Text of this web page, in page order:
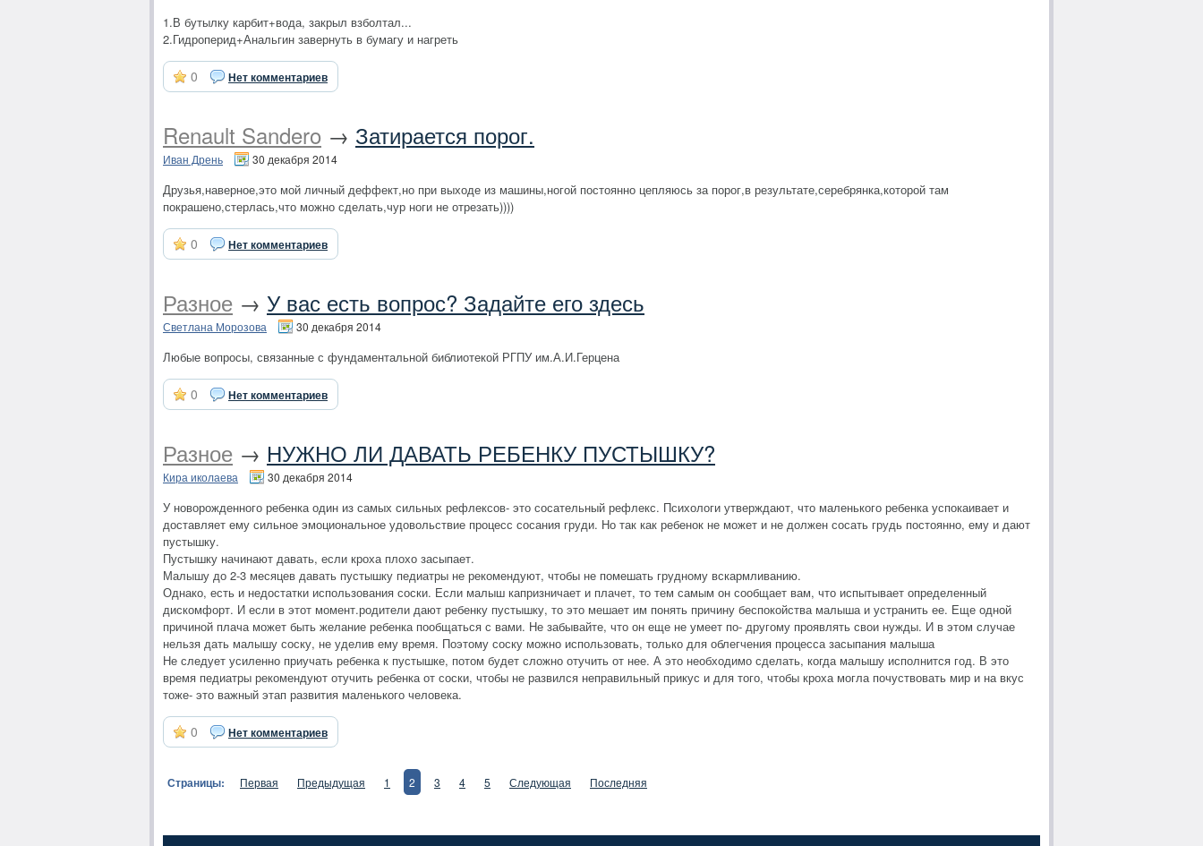
1.В бутылку карбит+вода, закрыл взболтал...
2.Гидроперид+Анальгин завернуть в бумагу и нагреть
0 Нет комментариев
Renault Sandero → Затирается порог.
Иван Дрень 30 декабря 2014
Друзья,наверное,это мой личный деффект,но при выходе из машины,ногой постоянно цепляюсь за порог,в результате,серебрянка,которой там
покрашено,стерлась,что можно сделать,чур ноги не отрезать))))
0 Нет комментариев
Разное → У вас есть вопрос? Задайте его здесь
Светлана Морозова 30 декабря 2014
Любые вопросы, связанные с фундаментальной библиотекой РГПУ им.А.И.Герцена
0 Нет комментариев
Разное → НУЖНО ЛИ ДАВАТЬ РЕБЕНКУ ПУСТЫШКУ?
Кира иколаева 30 декабря 2014
У новорожденного ребенка один из самых сильных рефлексов- это сосательный рефлекс. Психологи утверждают, что маленького ребенка успокаивает и
доставляет ему сильное эмоциональное удовольствие процесс сосания груди. Но так как ребенок не может и не должен сосать грудь постоянно, ему и дают
пустышку.
Пустышку начинают давать, если кроха плохо засыпает.
Малышу до 2-3 месяцев давать пустышку педиатры не рекомендуют, чтобы не помешать грудному вскармливанию.
Однако, есть и недостатки использования соски. Если малыш капризничает и плачет, то тем самым он сообщает вам, что испытывает определенный
дискомфорт. И если в этот момент.родители дают ребенку пустышку, то это мешает им понять причину беспокойства малыша и устранить ее. Еще одной
причиной плача может быть желание ребенка пообщаться с вами. Не забывайте, что он еще не умеет по- другому проявлять свои нужды. И в этом случае
нельзя дать малышу соску, не уделив ему время. Поэтому соску можно использовать, только для облегчения процесса засыпания малыша
Не следует усиленно приучать ребенка к пустышке, потом будет сложно отучить от нее. А это необходимо сделать, когда малышу исполнится год. В это
время педиатры рекомендуют отучить ребенка от соски, чтобы не развился неправильный прикус и для того, чтобы кроха могла почуствовать мир и на вкус
тоже- это важный этап развития маленького человека.
0 Нет комментариев
Страницы: Первая Предыдущая 1 2 3 4 5 Следующая Последняя